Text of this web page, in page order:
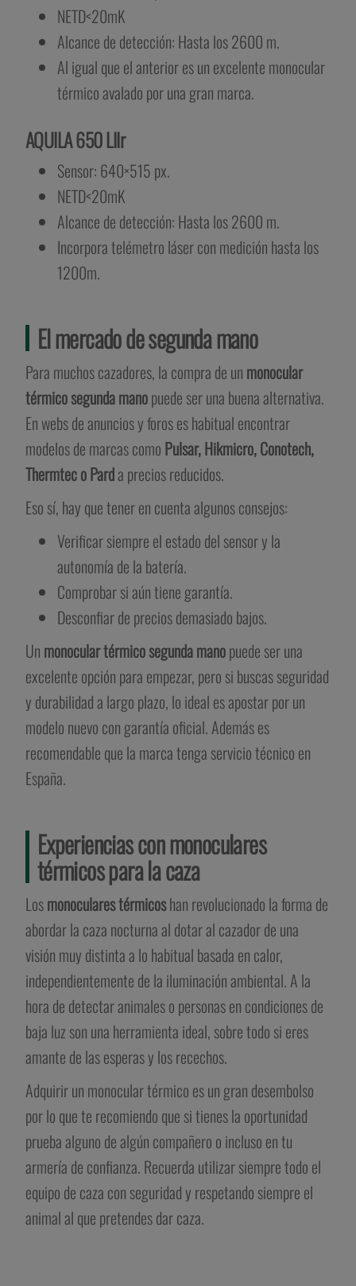
NETD<20mK
Alcance de detección: Hasta los 2600 m.
Al igual que el anterior es un excelente monocular
térmico avalado por una gran marca.
AQUILA 650 LIIr
Sensor: 640×515 px.
NETD<20mK
Alcance de detección: Hasta los 2600 m.
Incorpora telémetro láser con medición hasta los
1200m.
El mercado de segunda mano
Para muchos cazadores, la compra de un monocular
térmico segunda manopuede ser una buena alternativa.
En webs de anuncios y foros es habitual encontrar
modelos de marcas como Pulsar, Hikmicro, Conotech,
Thermtec o Parda precios reducidos.
Eso sí, hay que tener en cuenta algunos consejos:
Verificar siempre el estado del sensor y la
autonomía de la batería.
Comprobar si aún tiene garantía.
Desconfiar de precios demasiado bajos.
Un monocular térmico segunda manopuede ser una
excelente opción para empezar, pero si buscas seguridad
y durabilidad a largo plazo, lo ideal es apostar por un
modelo nuevo con garantía oficial. Además es
recomendable que la marca tenga servicio técnico en
España.
Experiencias con monoculares
térmicos para la caza
Losmonoculares térmicoshan revolucionado la forma de
abordar la caza nocturna al dotar al cazador de una
visión muy distinta a lo habitual basada en calor,
independientemente de la iluminación ambiental. A la
hora de detectar animales o personas en condiciones de
baja luz son una herramienta ideal, sobre todo si eres
amante de las esperas y los recechos.
Adquirir un monocular térmico es un gran desembolso
por lo que te recomiendo que si tienes la oportunidad
prueba alguno de algún compañero o incluso en tu
armería de confianza. Recuerda utilizar siempre todo el
equipo de caza con seguridad y respetando siempre el
animal al que pretendes dar caza.